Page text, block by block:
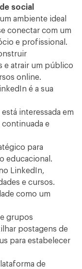
social
ambiente ideal
conectar com um
e profissional.
e atrair um público
online.
é a sua
interessada em
e
para
educacional.
LinkedIn,
e cursos.
como um
grupos
postagens de
para estabelecer
de